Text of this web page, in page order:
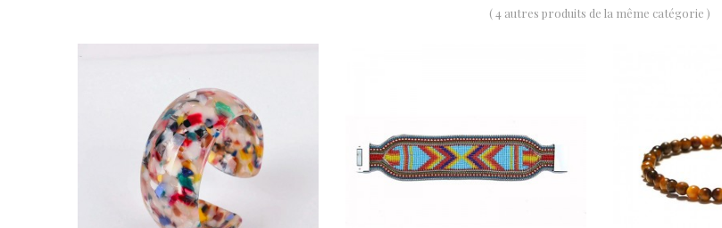
( 4 autres produits de la même catégorie )